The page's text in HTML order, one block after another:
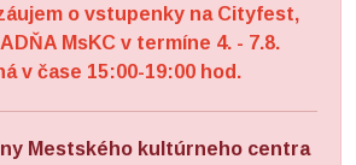
o vstupenky na Cityfest,
MsKC v termíne 4. - 7.8.
v čase 15:00-19:00 hod.
Mestského kultúrneho centra